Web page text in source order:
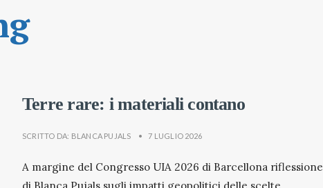
Terre rare: i materiali contano
SCRITTO DA: BLANCA PUJALS • 7 LUGLIO 2026
A margine del Congresso UIA 2026 di Barcellona riflessione